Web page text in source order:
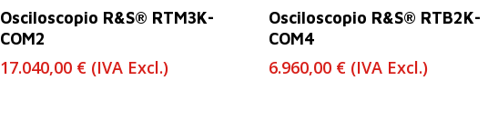
Leer Más
Osciloscopio R&S® RTM3K-
COM2
17.040,00 € (IVA Excl.)
Leer Más
Osciloscopio R&S® RTB2K-
COM4
6.960,00 € (IVA Excl.)